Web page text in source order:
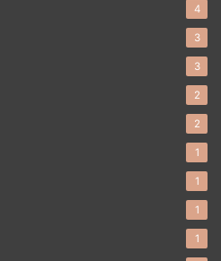
4
3
3
2
2
1
1
1
1